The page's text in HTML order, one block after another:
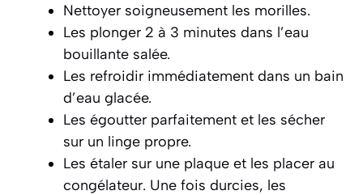
Nettoyer soigneusement les morilles.
Les plonger 2 à 3 minutes dans l’eau
bouillante salée.
Les refroidir immédiatement dans un bain
d’eau glacée.
Les égoutter parfaitement et les sécher
sur un linge propre.
Les étaler sur une plaque et les placer au
congélateur. Une fois durcies, les